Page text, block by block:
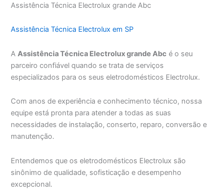
Assistência Técnica Electrolux grande Abc
Assistência Técnica Electrolux em SP
AAssistência Técnica Electrolux grande Abc é o seu
parceiro confiável quando se trata de serviços
especializados para os seus eletrodomésticos Electrolux.
Com anos de experiência e conhecimento técnico, nossa
equipe está pronta para atender a todas as suas
necessidades de instalação, conserto, reparo, conversão e
manutenção.
Entendemos que os eletrodomésticos Electrolux são
sinônimo de qualidade, sofisticação e desempenho
excepcional.